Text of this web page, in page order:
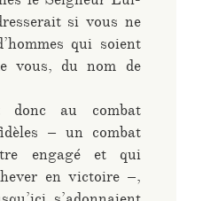
si vous ne
qui soient
vous, du nom de
donc au combat
– un combat
engagé et qui
en victoire –,